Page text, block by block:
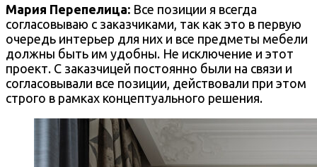
Мария Перепелица: Все позиции я всегда
согласовываю с заказчиками, так как это в первую
очередь интерьер для них и все предметы мебели
должны быть им удобны. Не исключение и этот
проект. С заказчицей постоянно были на связи и
согласовывали все позиции, действовали при этом
строго в рамках концептуального решения.